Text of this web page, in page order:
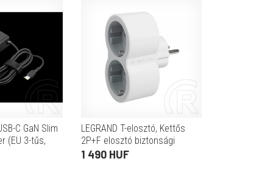
C GaN Slim
(EU 3-tűs,
LEGRAND T-elosztó, Kettős
2P+F elosztó biztonsági
zsaluval, 16 A, fehér-szürke
1 490 HUF